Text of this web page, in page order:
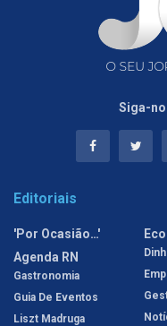
Siga-
Editoriais
'Por Ocasião…'
Agenda RN
Gastronomia
Guia De Eventos
Liszt Madruga